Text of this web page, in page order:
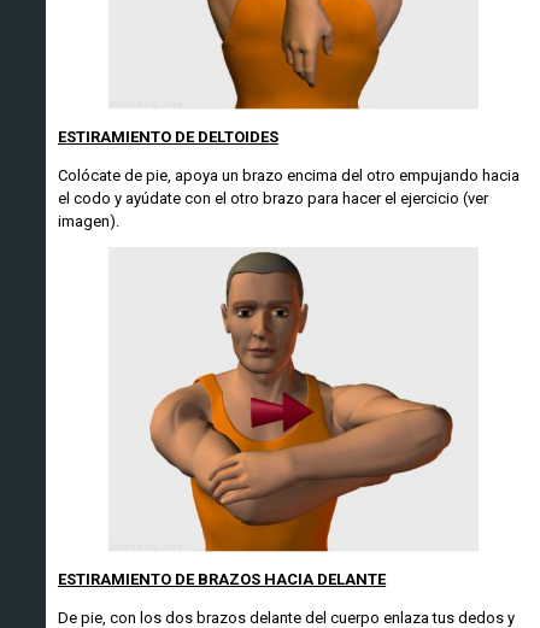
ESTIRAMIENTO DE DELTOIDES
Colócate de pie, apoya un brazo encima del otro empujando hacia
el codo y ayúdate con el otro brazo para hacer el ejercicio (ver
imagen).
ESTIRAMIENTO DE BRAZOS HACIA DELANTE
De pie, con los dos brazos delante del cuerpo enlaza tus dedos y